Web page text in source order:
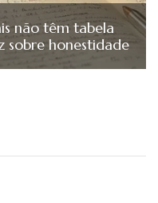
não têm tabela
sobre honestidade